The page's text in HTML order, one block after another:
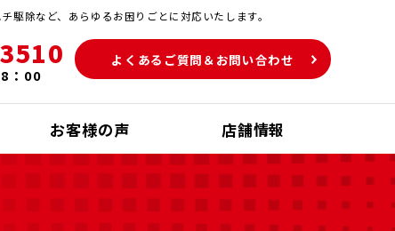
除など、あらゆるお困りごとに対応いたします。
：00
よくあるご質問＆お問い合わせ
お客様の声 店舗情報